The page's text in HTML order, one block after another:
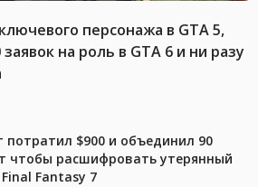
персонажа в GTA 5,
на роль в GTA 6 и ни разу
потратил $900 и объединил 90
чтобы расшифровать утерянный
Fantasy 7